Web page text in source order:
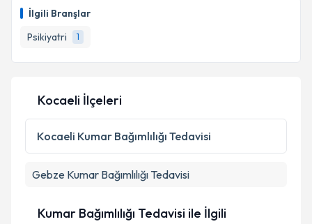
İlgili Branşlar
Psikiyatri
1
bilgilendireceğiz.
E-posta Adresiniz
Kişisel verilerimin işlenmesine ilişkin
Metni'ni okudum ve kişisel verilerimin belirtilen
kapsamda işlenmesini kabul ediyorum.
Takvim Talebini Gönder
Kocaeli İlçeleri
Kocaeli Kumar Bağımlılığı Tedavisi
Gebze Kumar Bağımlılığı Tedavisi
Kumar Bağımlılığı Tedavisi ile İlgili